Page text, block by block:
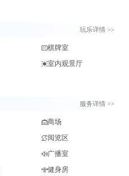
玩乐详情 >>
棋牌室
室内观景厅
服务详情 >>
商场
阅览区
广播室
健身房